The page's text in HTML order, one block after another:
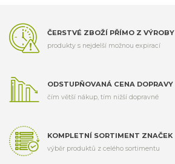
ČERSTVÉ ZBOŽÍ PŘÍMO Z VÝROBY
produkty s nejdelší možnou expirací
ODSTUPŇOVANÁ CENA DOPRAVY
čím větší nákup, tím nižší dopravné
KOMPLETNÍ SORTIMENT ZNAČEK
výběr produktů z celého sortimentu